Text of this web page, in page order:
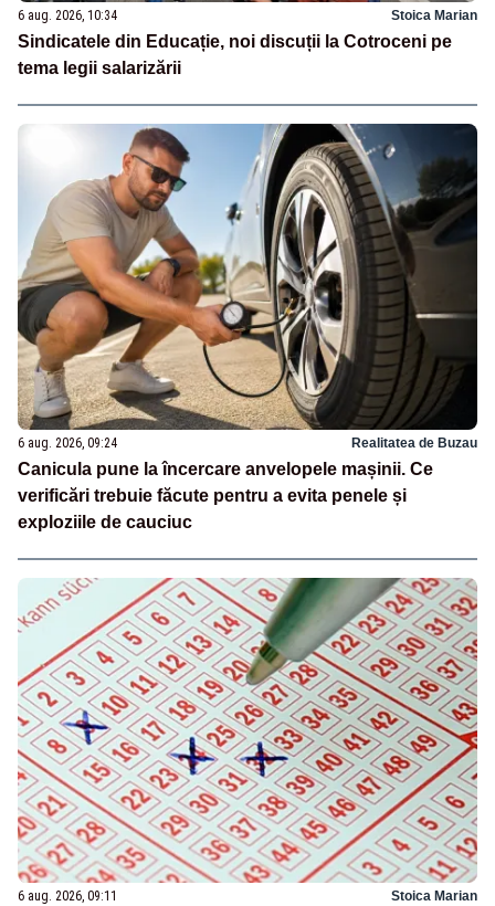
6 aug. 2026, 10:34 Stoica Marian
Sindicatele din Educație, noi discuții la Cotroceni pe
tema legii salarizării
6 aug. 2026, 09:24 Realitatea de Buzau
Canicula pune la încercare anvelopele mașinii. Ce
verificări trebuie făcute pentru a evita penele și
exploziile de cauciuc
6 aug. 2026, 09:11 Stoica Marian